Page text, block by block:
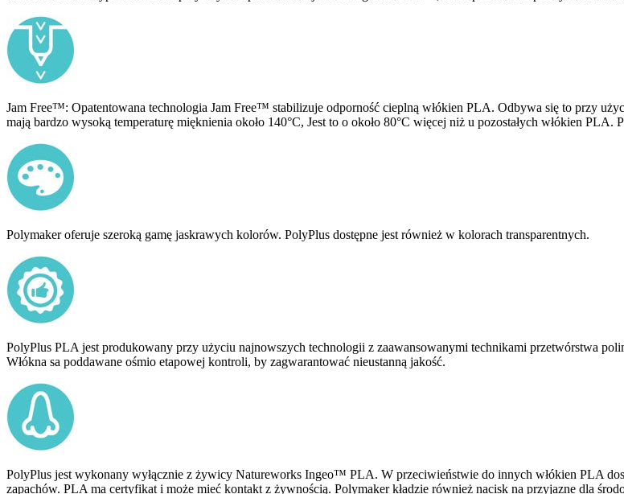
Jam Free™: Opatentowana technologia Jam Free™ stabilizuje odporność cieplną włókien PLA. Odbywa się to przy
mają bardzo wysoką temperaturę mięknienia około 140°C, Jest to o około 80°C więcej niż u pozostałych włókien
Polymaker oferuje szeroką gamę jaskrawych kolorów. PolyPlus dostępne jest również w kolorach transparentnych.
PolyPlus PLA jest produkowany przy użyciu najnowszych technologii z zaawansowanymi technikami przetwórstwa
Włókna sa poddawane ośmio etapowej kontroli, by zagwarantować nieustanną jakość.
PolyPlus jest wykonany wyłącznie z żywicy Natureworks Ingeo™ PLA. W przeciwieństwie do innych włókien PLA
zapachów. PLA ma certyfikat i może mieć kontakt z żywnością. Polymaker kładzie również nacisk na przyjazne dla